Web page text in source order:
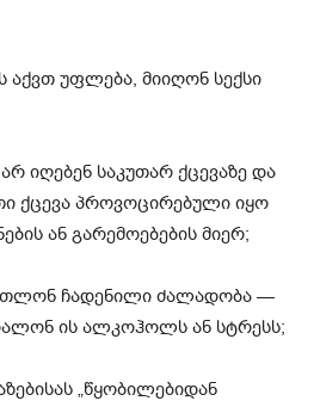
აქვთ უფლება, მიიღონ სექსი
იღებენ საკუთარ ქცევაზე და
ქცევა პროვოცირებული იყო
ან გარემოებების მიერ;
ჩადენილი ძალადობა —
ის ალკოჰოლს ან სტრესს;
„წყობილებიდან